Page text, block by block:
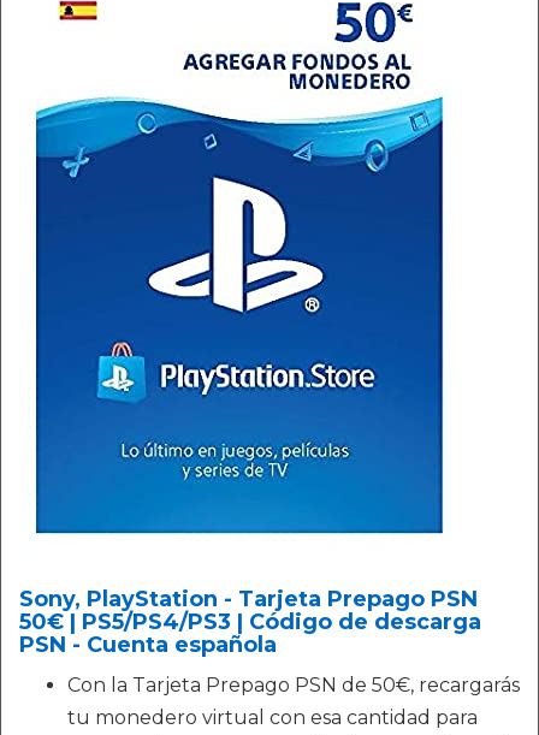
Sony, PlayStation - Tarjeta Prepago PSN
50€ | PS5/PS4/PS3 | Código de descarga
PSN - Cuenta española
Con la Tarjeta Prepago PSN de 50€, recargarás
tu monedero virtual con esa cantidad para